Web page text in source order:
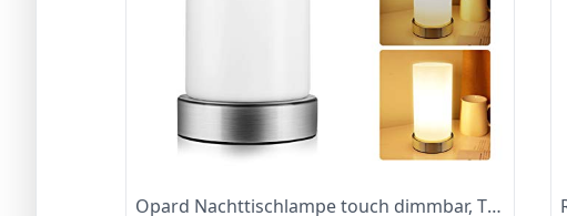
Opard Nachttischlampe touch dimmbar, Tischlampe für kinderzimmer, E14 (Warmes Weiß)